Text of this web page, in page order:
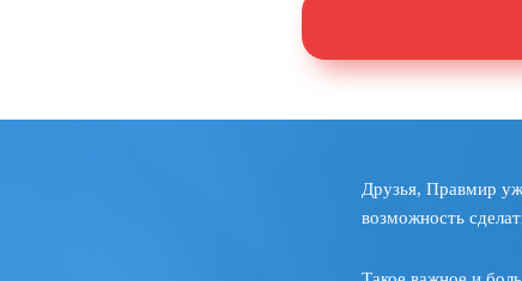
Друзья, Правмир
возможность